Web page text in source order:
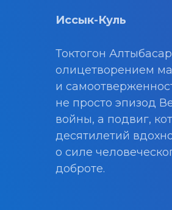
Иссык-Куль
Токтогон
олицетворением
и
не просто эпизод
войны, а подвиг,
десятилетий
о силе
доброте.